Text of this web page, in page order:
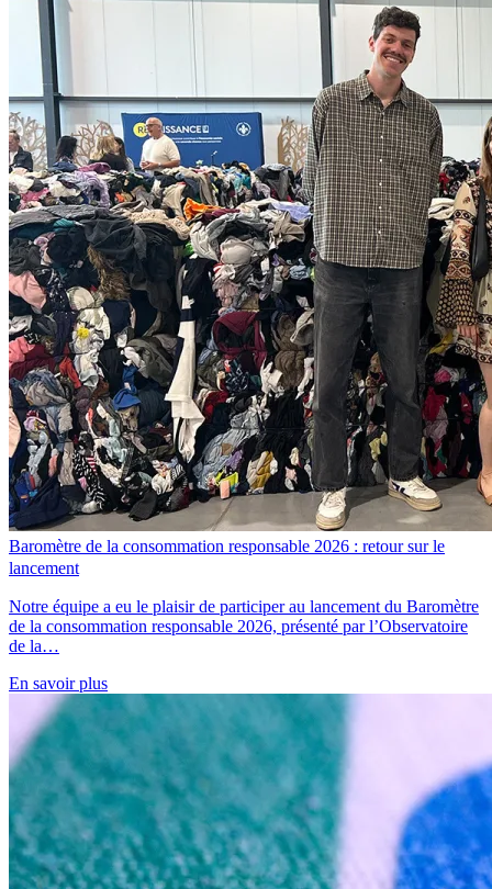
Baromètre de la consommation responsable 2026 : retour sur le
lancement
Notre équipe a eu le plaisir de participer au lancement du Baromètre
de la consommation responsable 2026, présenté par l’Observatoire
de la…
En savoir plus